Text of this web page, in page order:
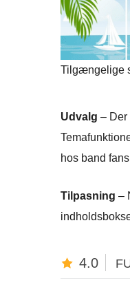
Tilgængelige
Udvalg – Der
hos band
Tilpasning –
4.0